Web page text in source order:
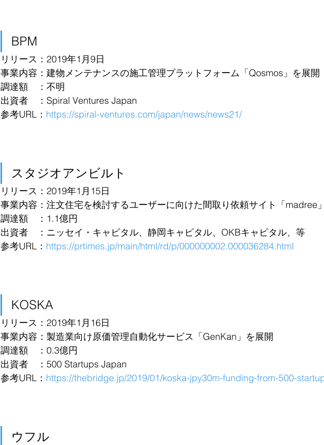
BPM
リリース：2019年1月9日
事業内容：建物メンテナンスの施工管理プラットフォーム「Qosmos」を展開
調達額　：不明
出資者　：Spiral Ventures Japan
参考URL： https://spiral-ventures.com/japan/news/news21/
スタジオアンビルト
リリース：2019年1月15日
事業内容：注文住宅を検討するユーザーに向けた間取り依頼サイト「madree
調達額　：1.1億円
出資者　：ニッセイ・キャピタル、静岡キャピタル、OKBキャピタル、等
参考URL： https://prtimes.jp/main/html/rd/p/000000002.000036284.html
KOSKA
リリース：2019年1月16日
事業内容：製造業向け原価管理自動化サービス「GenKan」を展開
調達額　：0.3億円
出資者　：500 Startups Japan
参考URL： https://thebridge.jp/2019/01/koska-jpy30m-funding-from-500-
ウフル